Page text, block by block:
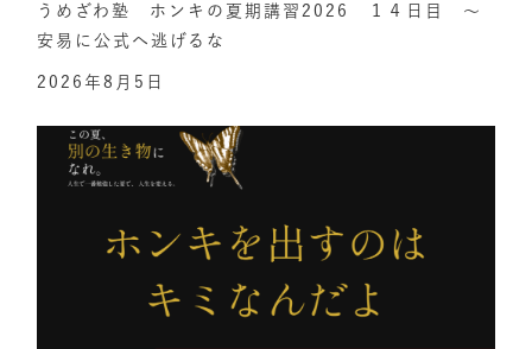
うめざわ塾 ホンキの夏期講習2026 １４日目 ～
安易に公式へ逃げるな
2026年8月5日